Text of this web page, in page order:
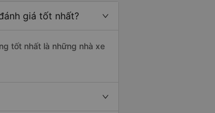
giá tốt nhất?
tốt nhất là những nhà xe